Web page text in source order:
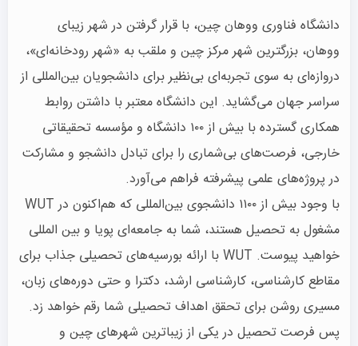
دانشگاه فناوری ووهان چین، با قرار گرفتن در شهر زیبای
ووهان، بزرگترین شهر مرکز چین و ملقب به «شهر رودخانه‌ای»،
دروازه‌ای به سوی تجربه‌ای بی‌نظیر برای دانشجویان بین‌المللی از
سراسر جهان می‌گشاید. این دانشگاه معتبر با داشتن روابط
همکاری گسترده با بیش از ۱۰۰ دانشگاه و مؤسسه تحقیقاتی
خارجی، فرصت‌های بی‌شماری را برای تبادل دانشجو و مشارکت
در پروژه‌های علمی پیشرفته فراهم می‌آورد.
با وجود بیش از ۱۱۰۰ دانشجوی بین‌المللی که هم‌اکنون در WUT
مشغول به تحصیل هستند، شما به جامعه‌ای پویا و بین المللی
خواهید پیوست. WUT با ارائه بورسیه‌های تحصیلی جذاب برای
مقاطع کارشناسی، کارشناسی ارشد، دکترا و حتی دوره‌های زبان،
مسیری روشن برای تحقق اهداف تحصیلی شما رقم خواهد زد.
پس فرصت تحصیل در یکی از زیباترین شهرهای چین و